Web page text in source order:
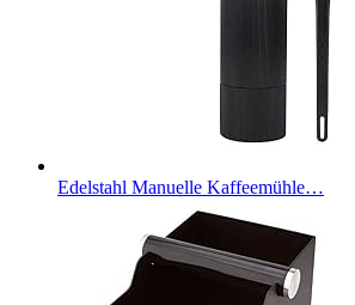
Edelstahl Manuelle Kaffeemühle…